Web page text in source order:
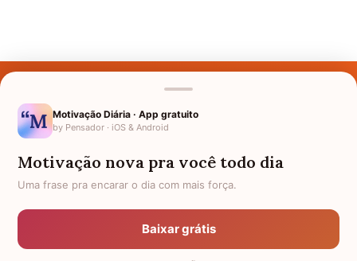
Nomes pelo Mundo
Política de Privacidade
Anuncie
Motivação Diária · App gratuito
by Pensador · iOS & Android
Motivação nova pra você todo dia
Uma frase pra encarar o dia com mais força.
Baixar grátis